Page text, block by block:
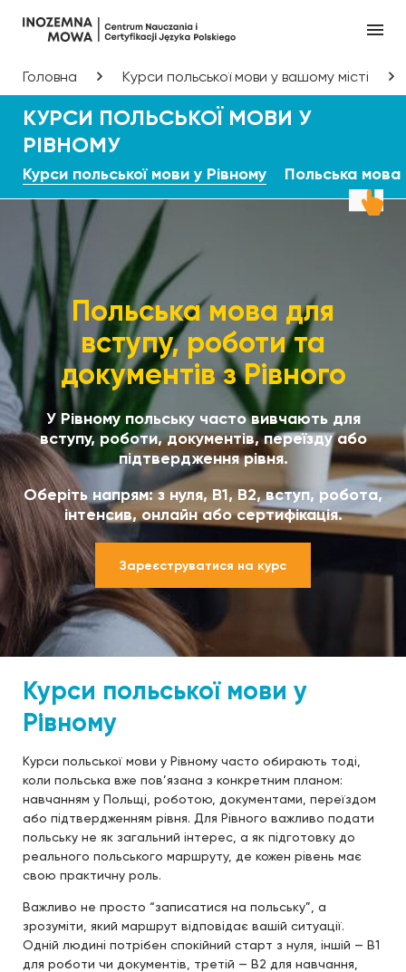
Головна Курси польської мови у вашому місті
КУРСИ ПОЛЬСЬКОЇ МОВИ У
РІВНОМУ
Курси польської мови у Рівному Польська мова
Польська мова для
вступу, роботи та
документів з Рівного
У Рівному польську часто вивчають для
вступу, роботи, документів, переїзду або
підтвердження рівня.
Оберіть напрям: з нуля, B1, B2, вступ, робота,
інтенсив, онлайн або сертифікація.
Зареєструватися на курс
Курси польської мови у
Рівному
Курси польської мови у Рівному часто обирають тоді,
коли польська вже пов’язана з конкретним планом:
навчанням у Польщі, роботою, документами, переїздом
або підтвердженням рівня. Для Рівного важливо подати
польську не як загальний інтерес, а як підготовку до
реального польського маршруту, де кожен рівень має
свою практичну роль.
Важливо не просто “записатися на польську”, а
зрозуміти, який маршрут відповідає вашій ситуації.
Одній людині потрібен спокійний старт з нуля, іншій — B1
для роботи чи документів, третій — B2 для навчання,